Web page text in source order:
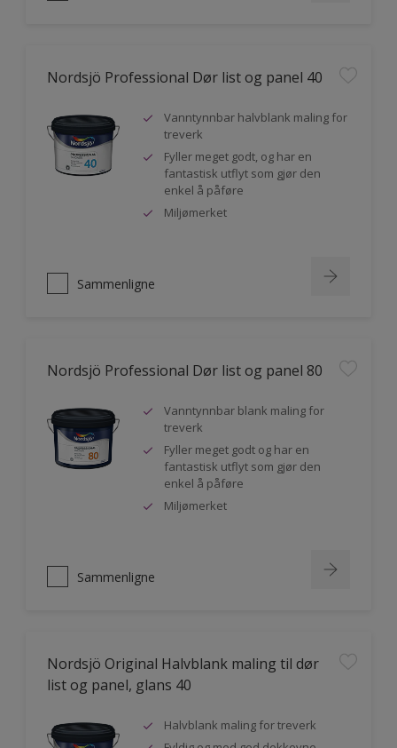
Nordsjö Professional Dør list og panel 40
Vanntynnbar halvblank maling for
treverk
Fyller meget godt, og har en
fantastisk utflyt som gjør den
enkel å påføre
Miljømerket
Sammenligne
Nordsjö Professional Dør list og panel 80
Vanntynnbar blank maling for
treverk
Fyller meget godt og har en
fantastisk utflyt som gjør den
enkel å påføre
Miljømerket
Sammenligne
Nordsjö Original Halvblank maling til dør
list og panel, glans 40
Halvblank maling for treverk